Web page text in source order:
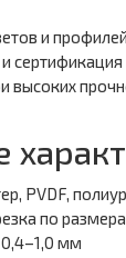
и профилей
и
высоких
PVDF,
по
мм